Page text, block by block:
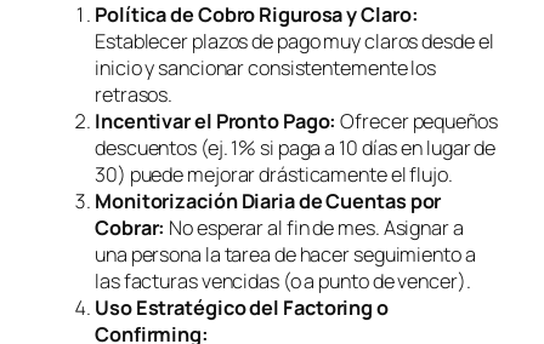
Política de Cobro Rigurosa y Claro:
Establecer plazos de pago muy claros desde el
inicio y sancionar consistentemente los
retrasos.
Incentivar el Pronto Pago: Ofrecer pequeños
descuentos (ej. 1% si paga a 10 días en lugar de
30) puede mejorar drásticamente el flujo.
Monitorización Diaria de Cuentas por
Cobrar: No esperar al fin de mes. Asignar a
una persona la tarea de hacer seguimiento a
las facturas vencidas (o a punto de vencer).
Uso Estratégico del Factoringo
Confirming: